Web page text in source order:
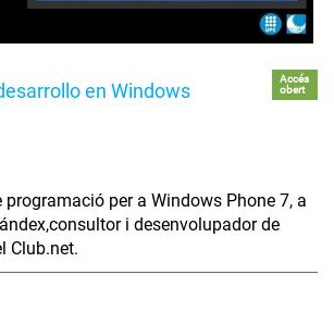
en Windows
Accés
obert
programació per a Windows Phone 7, a
i desenvolupador de
Club.net.